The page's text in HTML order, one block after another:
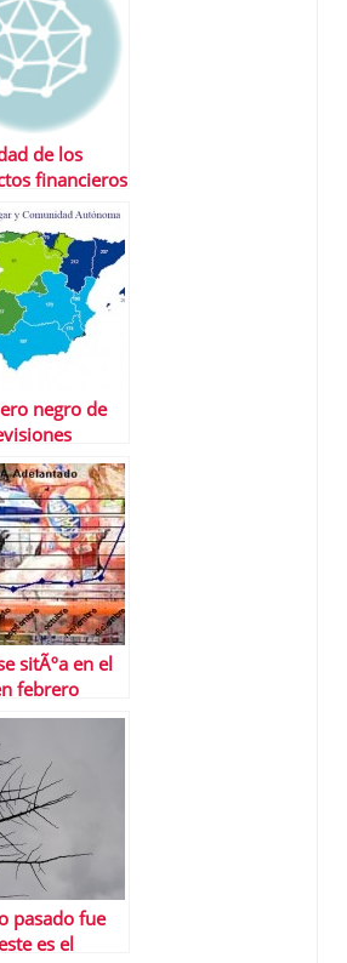
de los
financieros
negro de
sitÃºa en el
febrero
pasado fue
es el